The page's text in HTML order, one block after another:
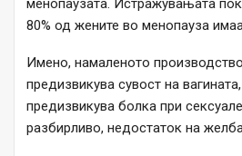
менопаузата. Истражувањата
80% од жените во менопауза
Имено, намаленото
предизвикува сувост на
предизвикува болка при
разбирливо, недостаток на